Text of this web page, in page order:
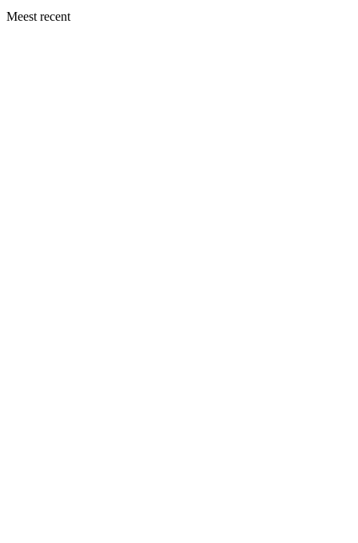
Meest recent